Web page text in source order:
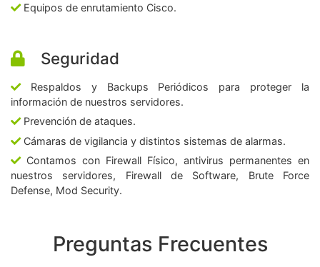
Equipos de enrutamiento Cisco.
Seguridad
Respaldos y Backups Periódicos para proteger la
información de nuestros servidores.
Prevención de ataques.
Cámaras de vigilancia y distintos sistemas de alarmas.
Contamos con Firewall Físico, antivirus permanentes en
nuestros servidores, Firewall de Software, Brute Force
Defense, Mod Security.
Preguntas Frecuentes